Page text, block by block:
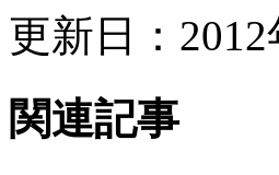
更新日：
関連記事